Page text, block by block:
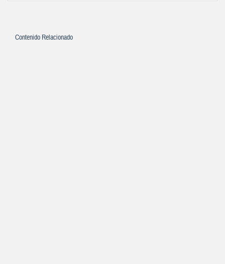
Contenido Relacionado